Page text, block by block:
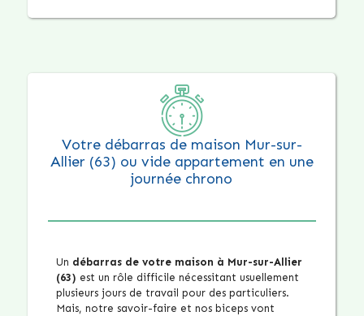
Votre débarras de maison Mur-sur-
Allier (63) ou vide appartement en une
journée chrono
Un débarras de votre maison à Mur-sur-Allier
(63) est un rôle difficile nécessitant usuellement
plusieurs jours de travail pour des particuliers.
Mais, notre savoir-faire et nos biceps vont